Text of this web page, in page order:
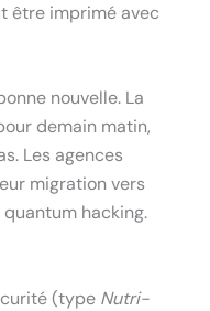
être imprimé avec
nouvelle. La
demain matin,
Les agences
migration vers
hacking.
(type Nutri-